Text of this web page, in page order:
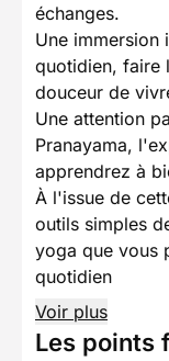
échanges.
Une immersion
quotidien, faire
douceur de
Une attention
Pranayama,
apprendrez à
À l'issue de
outils simples
yoga que vous
quotidien
Voir plus
Les points